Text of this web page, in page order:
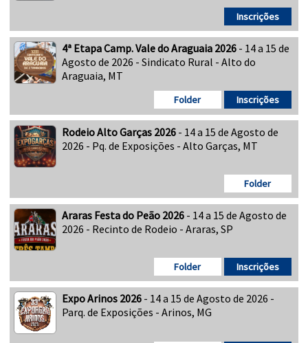
Inscrições
4ª Etapa Camp. Vale do Araguaia 2026 - 14 a 15 de
Agosto de 2026 - Sindicato Rural - Alto do
Araguaia, MT
Inscrições
Folder
Rodeio Alto Garças 2026 - 14 a 15 de Agosto de
2026 - Pq. de Exposições - Alto Garças, MT
Folder
Araras Festa do Peão 2026 - 14 a 15 de Agosto de
2026 - Recinto de Rodeio - Araras, SP
Inscrições
Folder
Expo Arinos 2026 - 14 a 15 de Agosto de 2026 -
Parq. de Exposições - Arinos, MG